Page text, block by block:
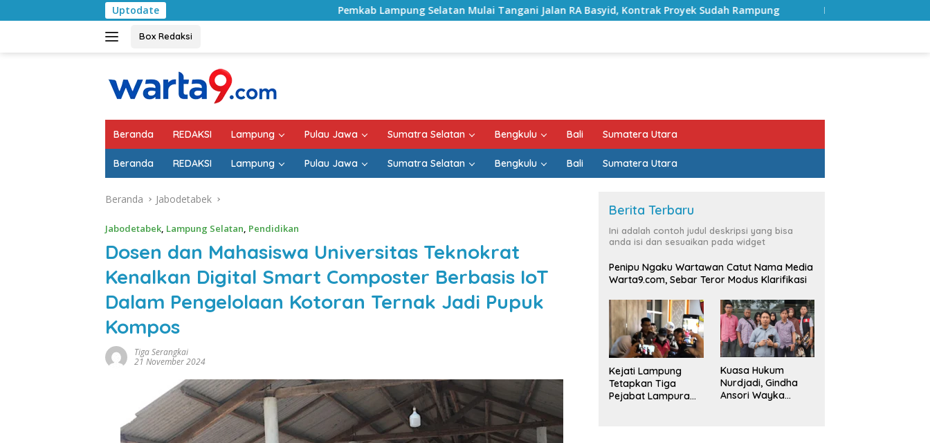
ke
Uptodate Pemkab Lampung Selatan Mulai Tangani Jalan RA Basyid, Kontrak Proyek Sudah Rampung Bulan Kemerdekaan, Bupati Lampung
Box Redaksi
Beranda REDAKSI Lampung Pulau Jawa Sumatra Selatan Bengkulu Bali Sumatera Utara
Beranda REDAKSI Lampung Pulau Jawa Sumatra Selatan Bengkulu Bali Sumatera Utara
Beranda Jabodetabek
Jabodetabek, Lampung Selatan, Pendidikan
Dosen dan Mahasiswa Universitas Teknokrat
Kenalkan Digital Smart Composter Berbasis IoT
Dalam Pengelolaan Kotoran Ternak Jadi Pupuk
Kompos
Tiga Serangkai
21 November 2024
Berita Terbaru
Ini adalah contoh judul deskripsi yang bisa
anda isi dan sesuaikan pada widget
Penipu Ngaku Wartawan Catut Nama Media
Warta9.com, Sebar Teror Modus Klarifikasi
Kejati Lampung
Tetapkan Tiga
Pejabat Lampura
Kuasa Hukum
Nurdjadi, Gindha
Ansori Wayka